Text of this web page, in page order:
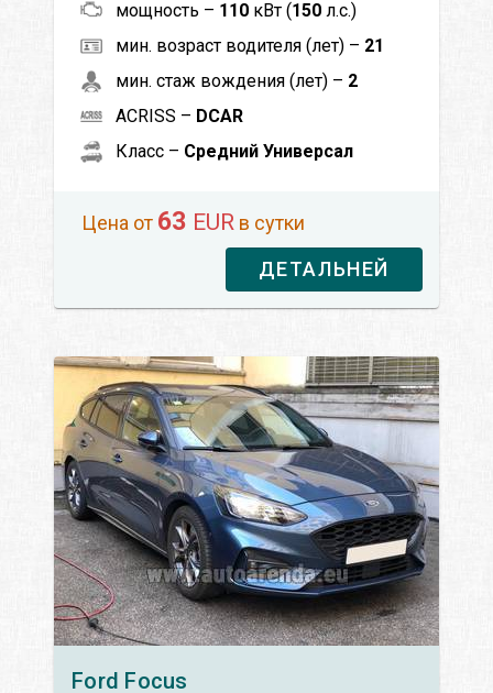
мощность – 110 кВт (150 л.с.)
мин. возраст водителя (лет) – 21
мин. стаж вождения (лет) – 2
ACRISS – DCAR
Класс – Средний Универсал
Цена от 63 EUR в сутки
ДЕТАЛЬНЕЙ
Ford Focus